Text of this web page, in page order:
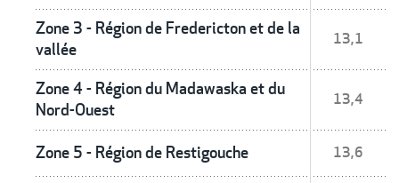
Zone 3 - Région de Fredericton et de la
vallée
13,1
Zone 4 - Région du Madawaska et du
Nord-Ouest
13,4
Zone 5 - Région de Restigouche 13,6